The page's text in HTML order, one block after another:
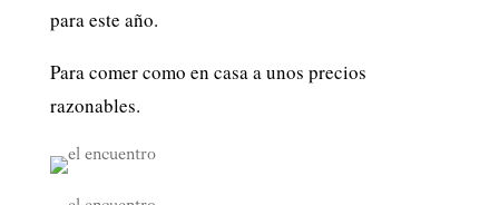
para este año.
Para comer como en casa a unos precios
razonables.